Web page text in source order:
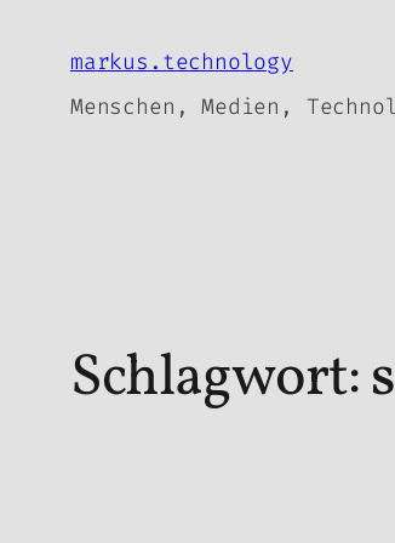
Inhaltmarkus.technology
Menschen, Medien,
Schlagwort: